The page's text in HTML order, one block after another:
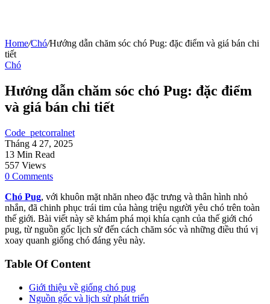
Home/Chó/Hướng dẫn chăm sóc chó Pug: đặc điểm và giá bán chi
tiết
Chó
Hướng dẫn chăm sóc chó Pug: đặc điểm
và giá bán chi tiết
Code_petcorralnet
Tháng 4 27, 2025
13 Min Read
557 Views
0 Comments
Chó Pug, với khuôn mặt nhăn nheo đặc trưng và thân hình nhỏ
nhắn, đã chinh phục trái tim của hàng triệu người yêu chó trên toàn
thế giới. Bài viết này sẽ khám phá mọi khía cạnh của thế giới chó
pug, từ nguồn gốc lịch sử đến cách chăm sóc và những điều thú vị
xoay quanh giống chó đáng yêu này.
Table Of Content
Giới thiệu về giống chó pug
Nguồn gốc và lịch sử phát triển